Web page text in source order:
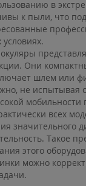
в
к пыли, что
Они
шлем или
не испытывая
мобильности
всех
значительного
Такое
этого
можно